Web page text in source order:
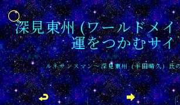
深見東州 (ワールドメ
運をつかむサ
ルネサンスマン〜深見東州 (半田晴久) 氏
MENU
フロントページ